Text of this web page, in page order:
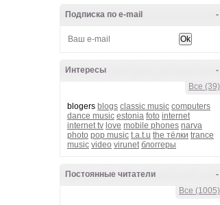
-
Подписка по e-mail
-
Интересы
Все (39)
blogers blogs classic music computers
dance music estonia foto internet
internet tv love mobile phones narva
photo pop music t.a.t.u the тёлки trance
music video virunet блоггеры
-
Постоянные читатели
Все (1005)